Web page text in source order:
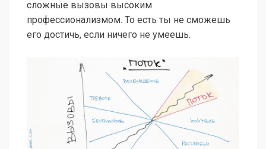
сложные вызовы высоким
профессионализмом. То есть ты не сможешь
его достичь, если ничего не умеешь.